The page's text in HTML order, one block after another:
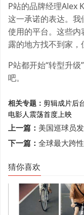
P站的品牌经理Alex
这一承诺的表达。
使用的平台。这些
露的地方找不到家，
P站都开始“转型升
吧。
相关专题： 剪辑成片后
电影人震荡首度上映
上一篇： 美国巡球员
下一篇： 全球最大跨
猜你喜欢